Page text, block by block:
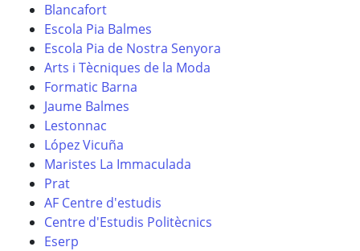
Blancafort
Escola Pia Balmes
Escola Pia de Nostra Senyora
Arts i Tècniques de la Moda
Formatic Barna
Jaume Balmes
Lestonnac
López Vicuña
Maristes La Immaculada
Prat
AF Centre d'estudis
Centre d'Estudis Politècnics
Eserp